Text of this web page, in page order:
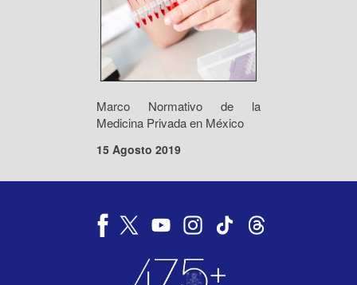
Marco Normativo de la
Medicina Privada en México
15 Agosto 2019